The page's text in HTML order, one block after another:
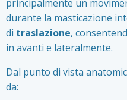
principalmente un
durante la masticazione
di traslazione,
in avanti e lateralmente.
Dal punto di vista
da: